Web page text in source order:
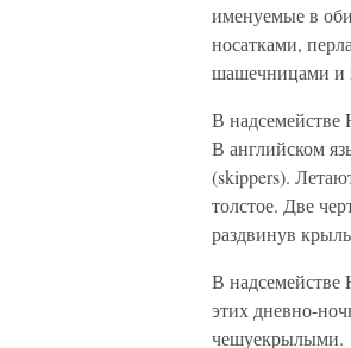
именуемые в
носатками,
шашечницами и
В надсемействе
В английском
(skippers).
толстое. Две
раздвинув
В надсемействе
этих дневно-
чешуекрылыми.